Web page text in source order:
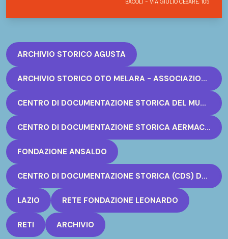
BACOLI - VIA GIULIO CESARE, 105
ARCHIVIO STORICO AGUSTA
ARCHIVIO STORICO OTO MELARA - ASSOCIAZIONE MUSEO DELLA MELARA
CENTRO DI DOCUMENTAZIONE STORICA DEL MUSEO DELL'INDUSTRIA AERONAUTICA LEONARDO
CENTRO DI DOCUMENTAZIONE STORICA AERMACCHI
FONDAZIONE ANSALDO
CENTRO DI DOCUMENTAZIONE STORICA (CDS) DEL MUSEO DEL RADAR
LAZIO RETE FONDAZIONE LEONARDO
RETI ARCHIVIO